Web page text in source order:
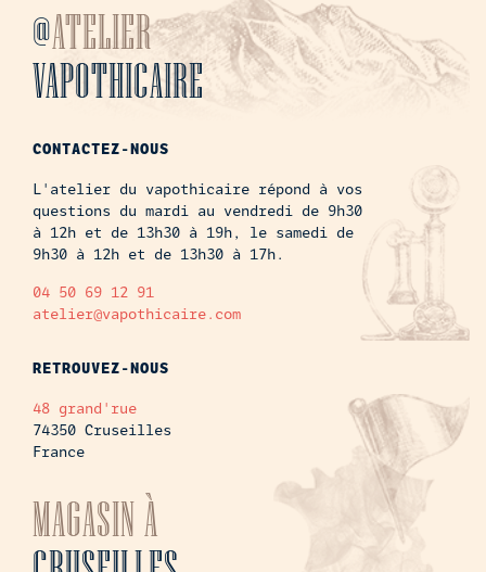
@ATELIER
VAPOTHICAIRE
CONTACTEZ-NOUS
L'atelier du vapothicaire répond à vos
questions du mardi au vendredi de 9h30
à 12h et de 13h30 à 19h, le samedi de
9h30 à 12h et de 13h30 à 17h.
04 50 69 12 91
atelier@vapothicaire.com
RETROUVEZ-NOUS
48 grand'rue
74350 Cruseilles
France
MAGASIN À